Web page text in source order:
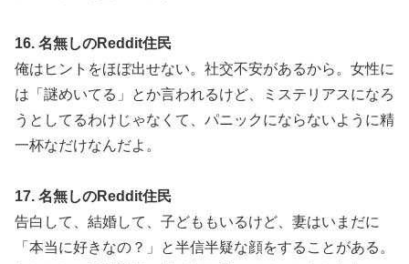
16. 名無しのReddit住民
俺はヒントをほぼ出せない。社交不安があるから。女性に
は「謎めいてる」とか言われるけど、ミステリアスになろ
うとしてるわけじゃなくて、パニックにならないように精
一杯なだけなんだよ。
17. 名無しのReddit住民
告白して、結婚して、子どももいるけど、妻はいまだに
「本当に好きなの？」と半信半疑な顔をすることがある。